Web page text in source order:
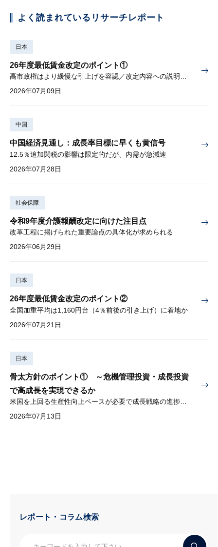
よく読まれているリサーチレポート
日本
26年度最低賃金改定のポイント①
高市政権はより緩慢な引上げを容認／改定内容への説明責任が焦点
2026年07月09日
中国
中国経済見通し：成長率目標に早くも黄信号
12.5％追加関税の影響は限定的だが、内需が急減速
2026年07月28日
社会保障
令和9年度介護報酬改定に向けた注目点
改革工程に掲げられた重要論点の具体化が求められる
2026年06月29日
日本
26年度最低賃金改定のポイント②
全国加重平均は1,160円台（4％前後の引き上げ）に着地か
2026年07月21日
日本
骨太方針のポイント① ～危機管理投資・成長投資
で高成長を実現できるか
米国を上回る生産性向上ペースが必要で成長戦略の進捗管理も課題
2026年07月13日
レポート・コラム検索